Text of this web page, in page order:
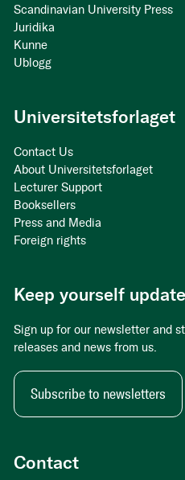
Contact
Scandinavian University Press
Juridika
Kunne
Ublogg
Universitetsforlaget
Contact Us
About Universitetsforlaget
Lecturer Support
Booksellers
Press and Media
Foreign rights
Keep yourself
Sign up for our newsletter and
releases and news from us.
Subscribe to newsletters